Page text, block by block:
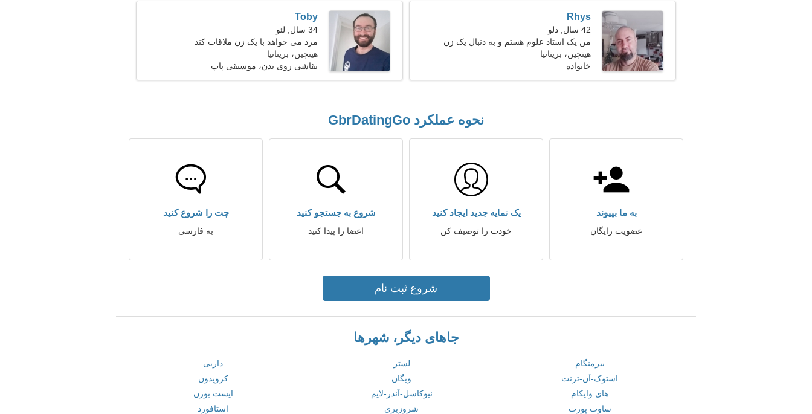
Rhys
42 سال, دلو
من یک استاد علوم هستم و به دنبال یک زن
احساسی هستم
هیتچین، بریتانیا
خانواده
Toby
34 سال, لئو
مرد می خواهد با یک زن ملاقات کند
هیتچین، بریتانیا
نقاشی روی بدن، موسیقی پاپ
نحوه عملکرد GbrDatingGo
به ما بپیوند
عضویت رایگان
یک نمایه جدید ایجاد کنید
خودت را توصیف کن
شروع به جستجو کنید
اعضا را پیدا کنید
چت را شروع کنید
به فارسی
شروع ثبت نام
جاهای دیگر، شهرها
بیرمنگام لستر
داربی
استوک-آن-ترنت
ویگان
کرویدون
های وایکام
نیوکاسل-آندر-لایم
ایست بورن
ساوت پورت
شروزبری استافورد